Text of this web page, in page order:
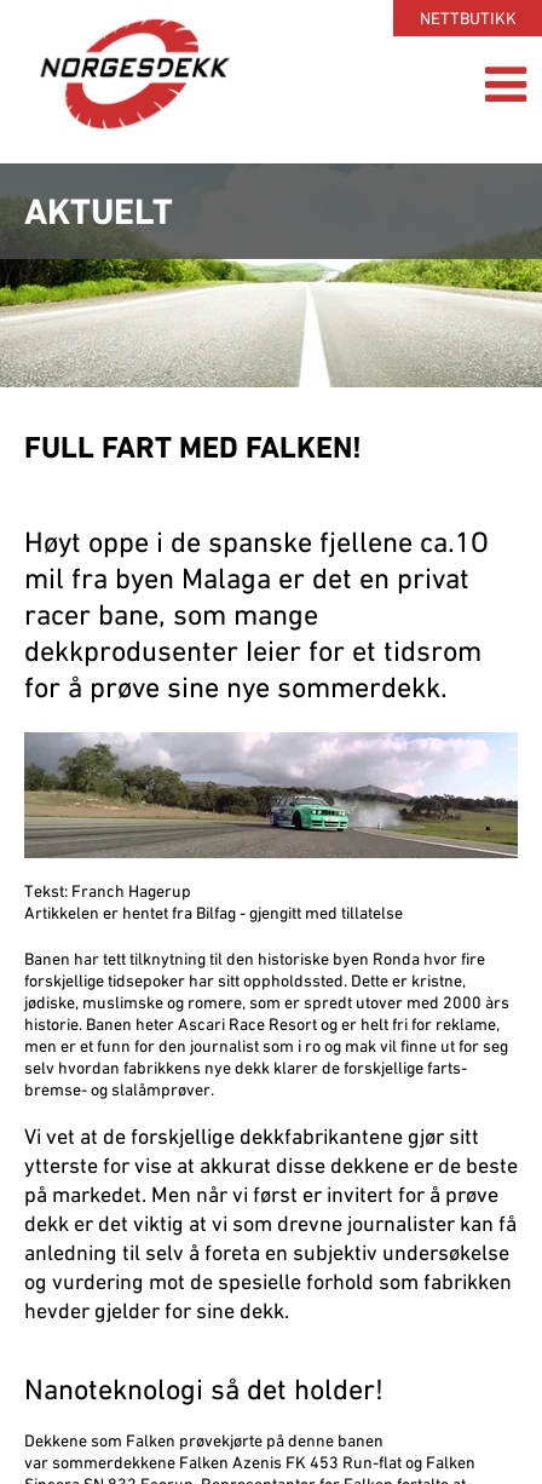
NETTBUTIKK
AKTUELT
FULL FART MED FALKEN!
Høyt oppe i de spanske fjellene ca.1O
mil fra byen Malaga er det en privat
racer­ bane, som mange
dekkprodusenter Ieier for et tidsrom
for å prøve sine nye sommerdekk.
Tekst: Franch Hagerup
Artikkelen er hentet fra Bilfag- gjengitt med tillatelse
Banen har tett tilknytning til den historiske byen Ronda hvor fire
forskjellige tidsepoker har sitt oppholdssted. Dette er kristne,
jødiske, muslimske og romere, som er spredt utover med 2000 àrs
historie. Banen heter Ascari Race Resort og er helt fri for reklame,
men er et funn for den journalist som i ro og mak vil finne ut for seg
selv hvordan fabrikkens nye dekk klarer de forskjel­lige farts-
bremse- og slalåmprøver.
Vi vet at de forskjellige dekkfabrikantene gjør sitt
ytterste for vise at akkurat disse dekkene er de beste
på markedet. Men når vi først er invitert for å prøve
dekk er det viktig at vi som drevne journalister kan få
anledning til selv å foreta en subjektiv undersøkelse
og vurdering mot de spesielle forhold som fabrikken
hevder gjelder for sine dekk.
Nanoteknologi så det holder!
Dekkene som Falken prøvekjørte på denne banen
var sommerdekkene Falken Azenis FK 453 Run-flat og Falken